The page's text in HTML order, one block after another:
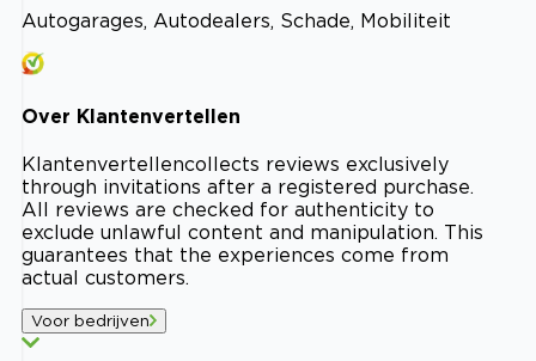
Autogarages, Autodealers, Schade, Mobiliteit
Over Klantenvertellen
Klantenvertellencollects reviews exclusively
through invitations after a registered purchase.
All reviews are checked for authenticity to
exclude unlawful content and manipulation. This
guarantees that the experiences come from
actual customers.
Voor bedrijven